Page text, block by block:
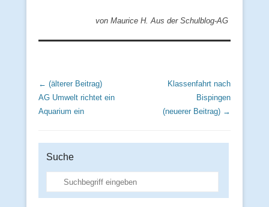
von Maurice H. Aus der Schulblog-AG
Beitrags Übersicht
← (älterer Beitrag)
AG Umwelt richtet ein
Aquarium ein
Klassenfahrt nach
Bispingen
(neuerer Beitrag) →
Suche
Suche